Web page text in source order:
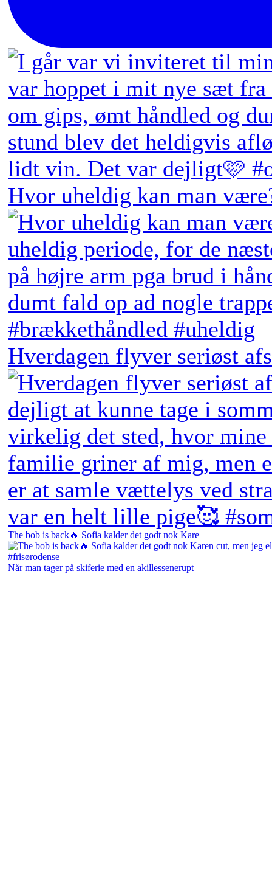
Hvor uheldig kan man
Hverdagen flyver seriøst
The bob is back🔥 Sofia kalder det godt nok Kare
Når man tager på skiferie med en akillessenerupt